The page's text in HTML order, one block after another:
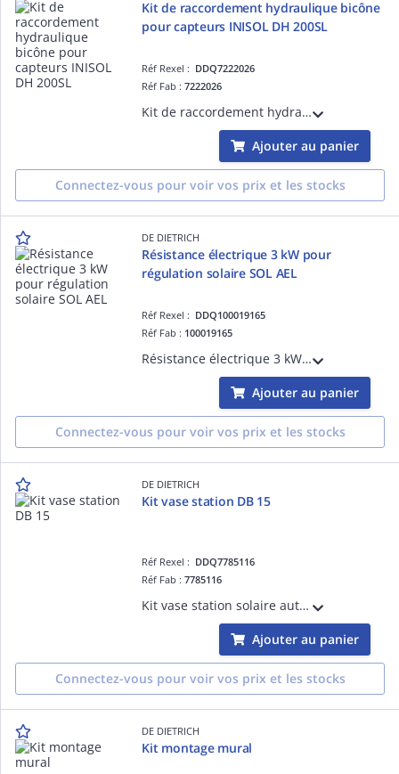
Kit de raccordement hydraulique bicône
pour capteurs INISOL DH 200SL
Réf Rexel : DDQ7222026
Réf Fab :7222026
Kit de raccordement hydraulique bicône pour capteurs INISOL DH 200SL
Ajouter au panier
Connectez-vous pour voir vos prix et les stocks
DE DIETRICH
Résistance électrique 3 kW pour
régulation solaire SOL AEL
Réf Rexel : DDQ100019165
Réf Fab : 100019165
Résistance électrique 3 kW pour régulation solaire SOL AEL
Ajouter au panier
Connectez-vous pour voir vos prix et les stocks
DE DIETRICH
Kit vase station DB 15
Réf Rexel : DDQ7785116
Réf Fab :7785116
Kit vase station solaire auto-vidangeable DB 15 ES175
Ajouter au panier
Connectez-vous pour voir vos prix et les stocks
DE DIETRICH
Kit montage mural